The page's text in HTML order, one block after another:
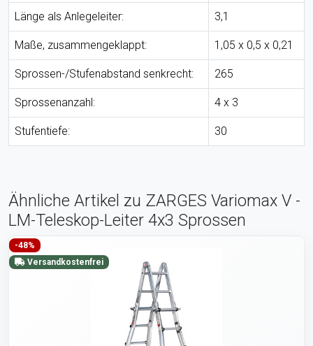
Länge als Anlegeleiter: 3,1
Maße, zusammengeklappt: 1,05 x 0,5 x 0,21
Sprossen-/Stufenabstand senkrecht: 265
Sprossenanzahl: 4 x 3
Stufentiefe: 30
Ähnliche Artikel zu ZARGES Variomax V -
LM-Teleskop-Leiter 4x3 Sprossen
-48%
Versandkostenfrei